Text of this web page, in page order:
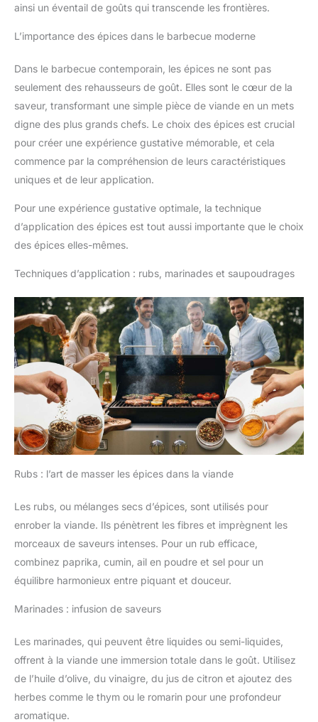
ainsi un éventail de goûts qui transcende les frontières.
L’importance des épices dans le barbecue moderne
Dans le barbecue contemporain, les épices ne sont pas
seulement des rehausseurs de goût. Elles sont le cœur de la
saveur, transformant une simple pièce de viande en un mets
digne des plus grands chefs. Le choix des épices est crucial
pour créer une expérience gustative mémorable, et cela
commence par la compréhension de leurs caractéristiques
uniques et de leur application.
Pour une expérience gustative optimale, la technique
d’application des épices est tout aussi importante que le choix
des épices elles-mêmes.
Techniques d’application : rubs, marinades et saupoudrages
Rubs : l’art de masser les épices dans la viande
Les rubs, ou mélanges secs d’épices, sont utilisés pour
enrober la viande. Ils pénètrent les fibres et imprègnent les
morceaux de saveurs intenses. Pour un rub efficace,
combinez paprika, cumin, ail en poudre et sel pour un
équilibre harmonieux entre piquant et douceur.
Marinades : infusion de saveurs
Les marinades, qui peuvent être liquides ou semi-liquides,
offrent à la viande une immersion totale dans le goût. Utilisez
de l’huile d’olive, du vinaigre, du jus de citron et ajoutez des
herbes comme le thym ou le romarin pour une profondeur
aromatique.